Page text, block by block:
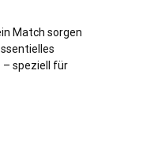
Match sorgen
speziell für